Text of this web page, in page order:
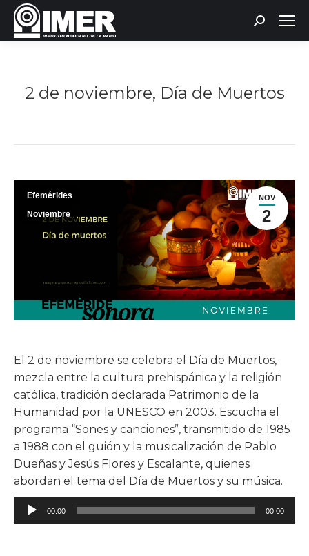
Buscar:
2 de noviembre, Día de Muertos
NOV
2
Efemérides
Noviembre
El 2 de noviembre se celebra el Día de Muertos,
mezcla entre la cultura prehispánica y la religión
católica, tradición declarada Patrimonio de la
Humanidad por la UNESCO en 2003. Escucha el
programa “Sones y canciones”, transmitido de 1985
a 1988 con el guión y la musicalización de Pablo
Dueñas y Jesús Flores y Escalante, quienes
abordan el tema del Día de Muertos y su música.
Reproductor
de
00:00 00:00